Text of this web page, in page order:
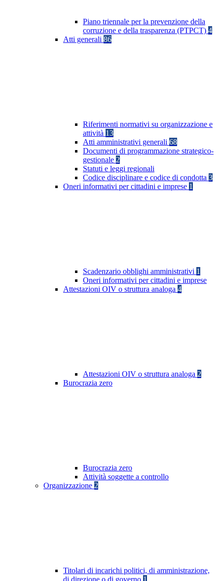
Piano triennale per la prevenzione della
corruzione e della trasparenza (PTPCT) 4
Atti generali 86
Riferimenti normativi su organizzazione e
attività 13
Atti amministrativi generali 68
Documenti di programmazione strategico-
gestionale 2
Statuti e leggi regionali
Codice disciplinare e codice di condotta 3
Oneri informativi per cittadini e imprese 1
Scadenzario obblighi amministrativi 1
Oneri informativi per cittadini e imprese
Attestazioni OIV o struttura analoga 4
Attestazioni OIV o struttura analoga 2
Burocrazia zero
Burocrazia zero
Attività soggette a controllo
Organizzazione 2
Titolari di incarichi politici, di amministrazione,